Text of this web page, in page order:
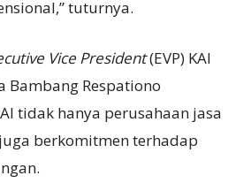
tuturnya.
Vice President(EVP) KAI
Bambang Respationo
tidak hanya perusahaan jasa
berkomitmen terhadap